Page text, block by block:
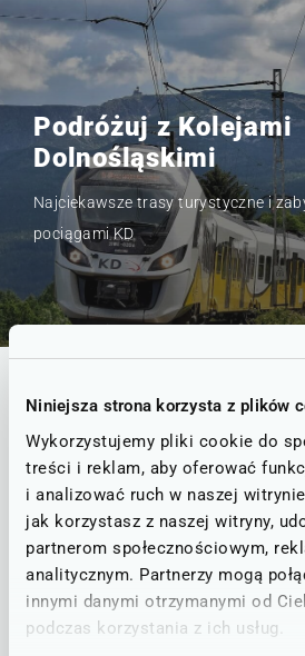
Niniejsza strona korzysta z plików
Wykorzystujemy pliki cookie do
treści i reklam, aby oferować
i analizować ruch w naszej
jak korzystasz z naszej witryny,
partnerom społecznościowym,
analitycznym. Partnerzy mogą
innymi danymi otrzymanymi od
podczas korzystania z ich usług.
Podróżuj z Kolejami
Dolnośląskimi
Najciekawsze trasy turystyczne i
pociągami KD
Strona Główna»Podróżuj z KD
Szukasz pomysłu
spędzenie czasu na
Śląsku? Koniecznie
propozycje tras i
Kolejami